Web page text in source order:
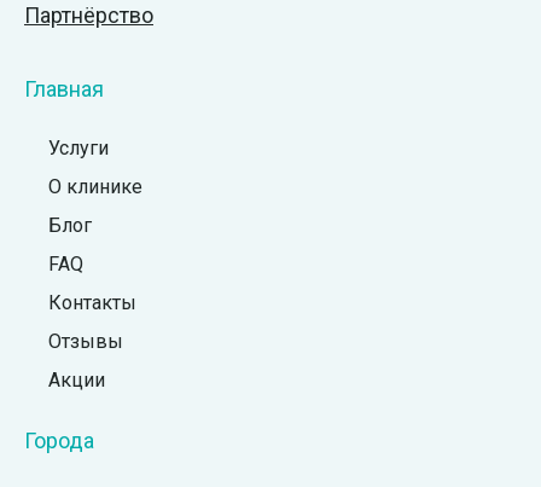
Партнёрство
Главная
Услуги
О клинике
Блог
FAQ
Контакты
Отзывы
Акции
Города